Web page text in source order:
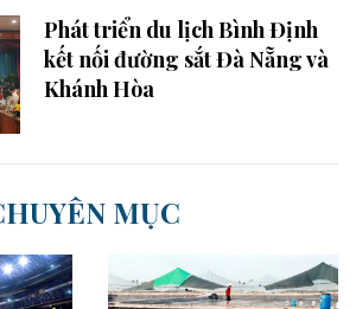
Phát triển du lịch Bình Định
kết nối đường sắt Đà Nẵng và
Khánh Hòa
MỤC